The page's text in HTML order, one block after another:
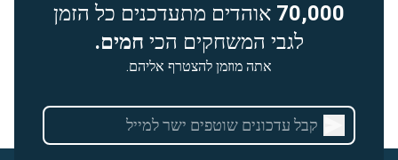
70,000 אוהדים מתעדכנים כל הזמן
לגבי המשחקים הכי חמים.
אתה מוזמן להצטרף אליהם.